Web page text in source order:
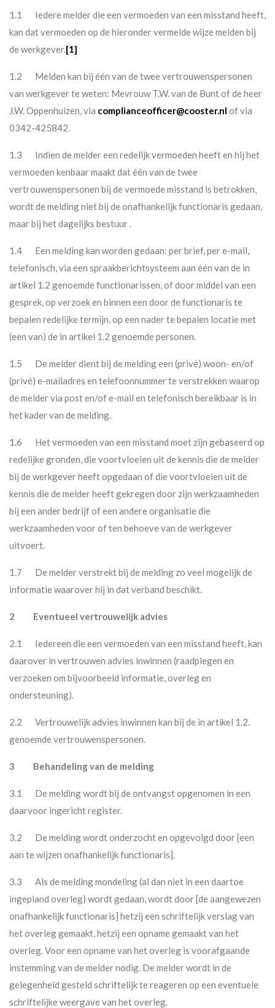
1.1 Iedere melder die een vermoeden van een misstand heeft,
kan dat vermoeden op de hieronder vermelde wijze melden bij
de werkgever.[1]
1.2
Melden kan bij één van de twee vertrouwenspersonen
van werkgever te weten: Mevrouw T.W. van de Bunt of de heer
J.W. Oppenhuizen, via complianceofficer@cooster.nl of via
0342-425842.
1.3 Indien de melder een redelijk vermoeden heeft en hij het
vermoeden kenbaar maakt dat één van de twee
vertrouwenspersonen bij de vermoede misstand is betrokken,
wordt de melding niet bij de onafhankelijk functionaris gedaan,
maar bij het dagelijks bestuur .
1.4 Een melding kan worden gedaan: per brief, per e-mail,
telefonisch, via een spraakberichtsysteem aan één van de in
artikel 1.2 genoemde functionarissen, of door middel van een
gesprek, op verzoek en binnen een door de functionaris te
bepalen redelijke termijn, op een nader te bepalen locatie met
(een van) de in artikel 1.2 genoemde personen.
1.5 De melder dient bij de melding een (privé) woon- en/of
(privé) e-mailadres en telefoonnummer te verstrekken waarop
de melder via post en/of e-mail en telefonisch bereikbaar is in
het kader van de melding.
1.6 Het vermoeden van een misstand moet zijn gebaseerd op
redelijke gronden, die voortvloeien uit de kennis die de melder
bij de werkgever heeft opgedaan of die voortvloeien uit de
kennis die de melder heeft gekregen door zijn werkzaamheden
bij een ander bedrijf of een andere organisatie die
werkzaamheden voor of ten behoeve van de werkgever
uitvoert.
1.7 De melder verstrekt bij de melding zo veel mogelijk de
informatie waarover hij in dat verband beschikt.
2 Eventueel vertrouwelijk advies
2.1 Iedereen die een vermoeden van een misstand heeft, kan
daarover in vertrouwen advies inwinnen (raadplegen en
verzoeken om bijvoorbeeld informatie, overleg en
ondersteuning).
2.2 Vertrouwelijk advies inwinnen kan bij de in artikel 1.2.
genoemde vertrouwenspersonen.
3 Behandeling van de melding
3.1 De melding wordt bij de ontvangst opgenomen in een
daarvoor ingericht register.
3.2 De melding wordt onderzocht en opgevolgd door [een
aan te wijzen onafhankelijk functionaris].
3.3 Als de melding mondeling (al dan niet in een daartoe
ingepland overleg) wordt gedaan, wordt door [de aangewezen
onafhankelijk functionaris] hetzij een schriftelijk verslag van
het overleg gemaakt, hetzij een opname gemaakt van het
overleg. Voor een opname van het overleg is voorafgaande
instemming van de melder nodig. De melder wordt in de
gelegenheid gesteld schriftelijk te reageren op een eventuele
schriftelijke weergave van het overleg.